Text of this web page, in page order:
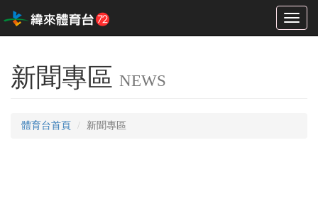
Toggle
新聞專區 NEWS
體育台首頁 新聞專區